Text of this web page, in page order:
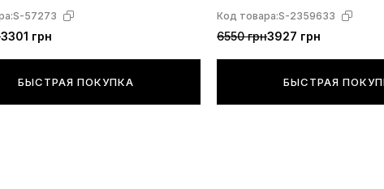
S-57273
3301 грн
БЫСТРАЯ ПОКУПКА
Код товара:S-2359633
6550 грн3927 грн
БЫСТРАЯ